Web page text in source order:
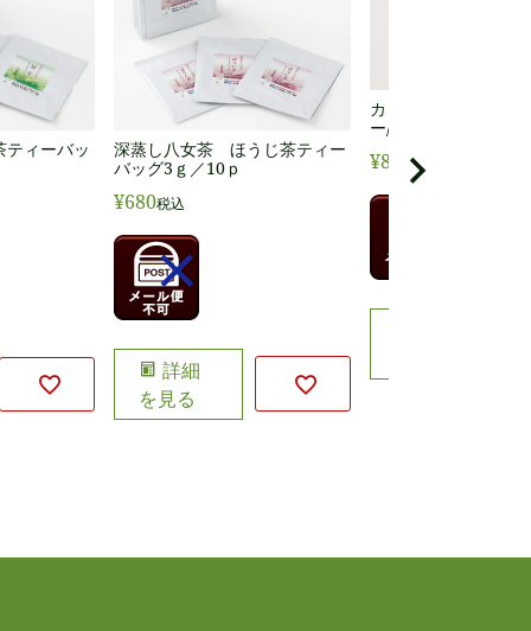
ィーバッ
深蒸し八女茶 ほうじ茶ティー
バッグ3ｇ／10ｐ
¥680税込
詳細
を見る
カップオンドリップ
ー/5p
¥830税込